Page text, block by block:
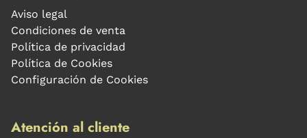
Aviso legal
Condiciones de venta
Política de privacidad
Política de Cookies
Configuración de Cookies
Atención al cliente